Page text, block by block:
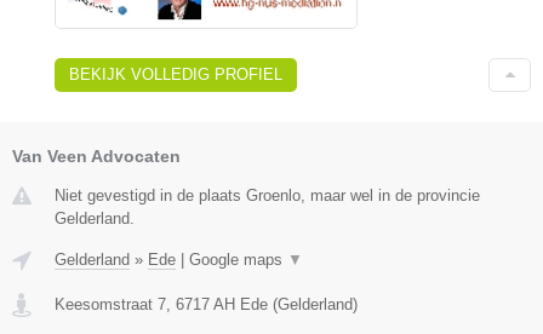
BEKIJK VOLLEDIG PROFIEL
Van Veen Advocaten
Niet gevestigd in de plaats Groenlo, maar wel in de provincie
Gelderland.
Gelderland » Ede Google maps ▼
Keesomstraat 7, 6717 AH Ede (Gelderland)